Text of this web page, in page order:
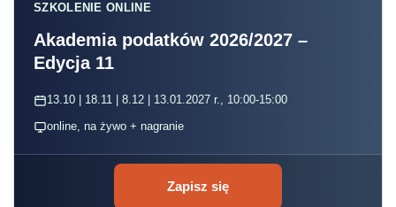
SZKOLENIE ONLINE
Akademia podatków 2026/2027 –
Edycja 11
13.10 | 18.11 | 8.12 | 13.01.2027 r., 10:00-15:00
online, na żywo + nagranie
Zapisz się